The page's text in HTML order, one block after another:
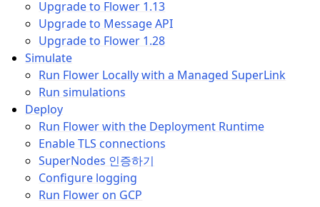
Upgrade to Flower 1.13
Upgrade to Message API
Upgrade to Flower 1.28
Simulate
Run Flower Locally with a Managed SuperLink
Run simulations
Deploy
Run Flower with the Deployment Runtime
Enable TLS connections
SuperNodes 인증하기
Configure logging
Run Flower on GCP